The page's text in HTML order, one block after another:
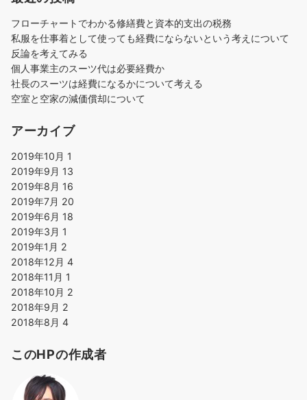
フローチャートでわかる修繕費と資本的支出の税務
私服を仕事着として使っても経費にならないという考えについて
反論を考えてみる
個人事業主のスーツ代は必要経費か
社長のスーツは経費になるかについて考える
空室と空家の減価償却について
アーカイブ
2019年10月 1
2019年9月 13
2019年8月 16
2019年7月 20
2019年6月 18
2019年3月 1
2019年1月 2
2018年12月 4
2018年11月 1
2018年10月 2
2018年9月 2
2018年8月 4
このHPの作成者